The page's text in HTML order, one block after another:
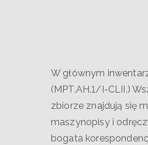
W głównym
(MPT.AH.1/I-CLII.)
zbiorze znajdują się
maszynopisy i
bogata